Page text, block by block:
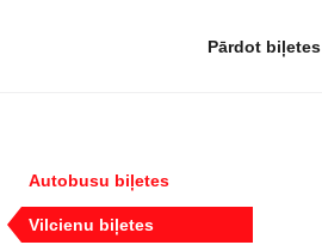
Pārdot biļetes
Autobusu biļetes
Vilcienu biļetes